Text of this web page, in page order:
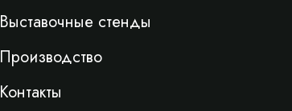
Выставочные стенды
Производство
Контакты